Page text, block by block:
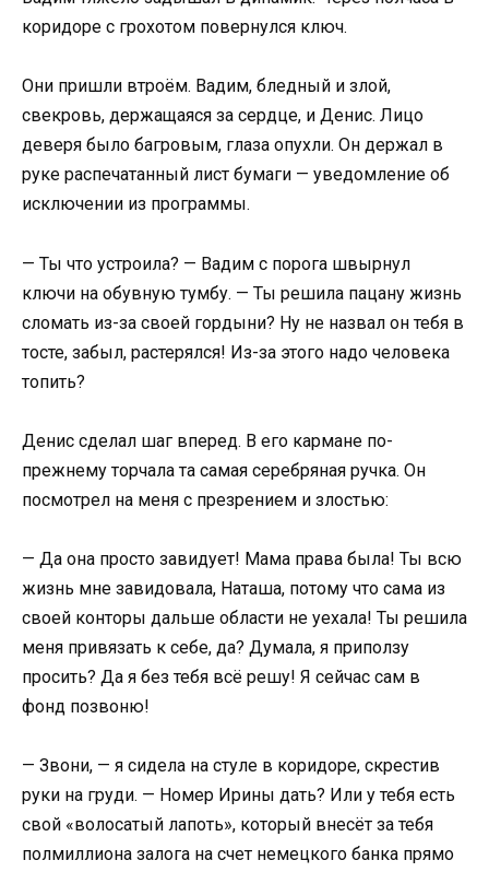
коридоре с грохотом повернулся ключ.
Они пришли втроём. Вадим, бледный и злой,
свекровь, держащаяся за сердце, и Денис. Лицо
деверя было багровым, глаза опухли. Он держал в
руке распечатанный лист бумаги — уведомление об
исключении из программы.
— Ты что устроила? — Вадим с порога швырнул
ключи на обувную тумбу. — Ты решила пацану жизнь
сломать из-за своей гордыни? Ну не назвал он тебя в
тосте, забыл, растерялся! Из-за этого надо человека
топить?
Денис сделал шаг вперед. В его кармане по-
прежнему торчала та самая серебряная ручка. Он
посмотрел на меня с презрением и злостью:
— Да она просто завидует! Мама права была! Ты всю
жизнь мне завидовала, Наташа, потому что сама из
своей конторы дальше области не уехала! Ты решила
меня привязать к себе, да? Думала, я приползу
просить? Да я без тебя всё решу! Я сейчас сам в
фонд позвоню!
— Звони, — я сидела на стуле в коридоре, скрестив
руки на груди. — Номер Ирины дать? Или у тебя есть
свой «волосатый лапоть», который внесёт за тебя
полмиллиона залога на счет немецкого банка прямо